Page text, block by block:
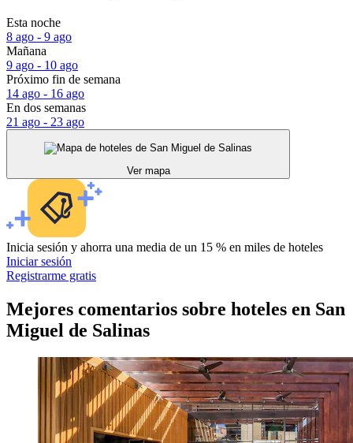
Esta noche
8 ago - 9 ago
Mañana
9 ago - 10 ago
Próximo fin de semana
14 ago - 16 ago
En dos semanas
21 ago - 23 ago
Ver mapa
Inicia sesión y ahorra una media de un 15 % en miles de hoteles
Iniciar sesión
Registrarme gratis
Mejores comentarios sobre hoteles en San
Miguel de Salinas